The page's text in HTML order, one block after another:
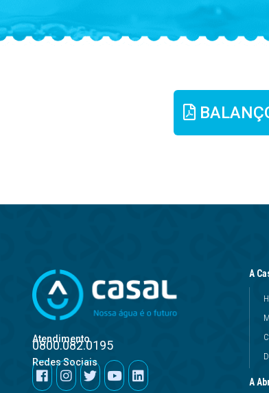
Atendimento
0800.082.0195
Redes Sociais
A
A